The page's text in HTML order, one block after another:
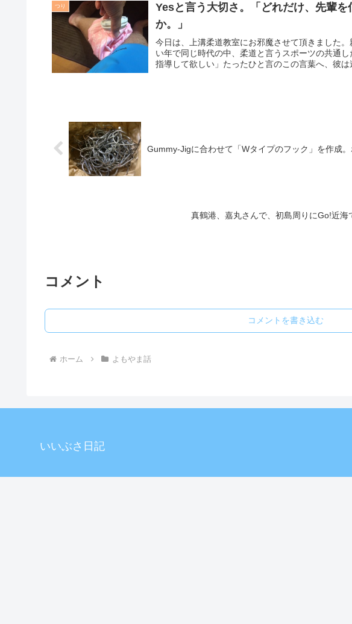
つり
Yesと言う大切さ。「どれだけ、先輩
か。」
今日は、上溝柔道教室にお邪魔させて頂きました
い年で同じ時代の中、柔道と言うスポーツの共通
指導して欲しい」たったひと言のこの言葉へ、彼は
Gummy-Jigに合わせて「Wタイプのフック」を作成。
真鶴港、嘉丸さんで、初島周りにGo!近海
コメント
コメントを書き込む
ホーム よもやま話
いいぶさ日記